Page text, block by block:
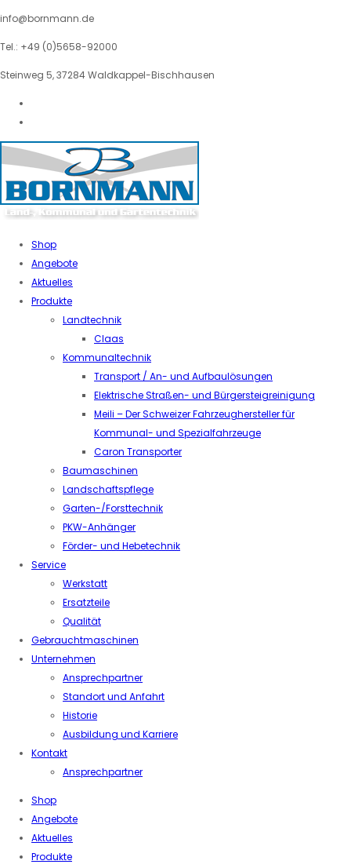
info@bornmann.de
Tel.: +49 (0)5658-92000
Steinweg 5, 37284 Waldkappel-Bischhausen
Shop
Angebote
Aktuelles
Produkte
Landtechnik
Claas
Kommunaltechnik
Transport / An- und Aufbaulösungen
Elektrische Straßen- und Bürgersteigreinigung
Meili – Der Schweizer Fahrzeughersteller für
Kommunal- und Spezialfahrzeuge
Caron Transporter
Baumaschinen
Landschaftspflege
Garten-/Forsttechnik
PKW-Anhänger
Förder- und Hebetechnik
Service
Werkstatt
Ersatzteile
Qualität
Gebrauchtmaschinen
Unternehmen
Ansprechpartner
Standort und Anfahrt
Historie
Ausbildung und Karriere
Kontakt
Ansprechpartner
Shop
Angebote
Aktuelles
Produkte